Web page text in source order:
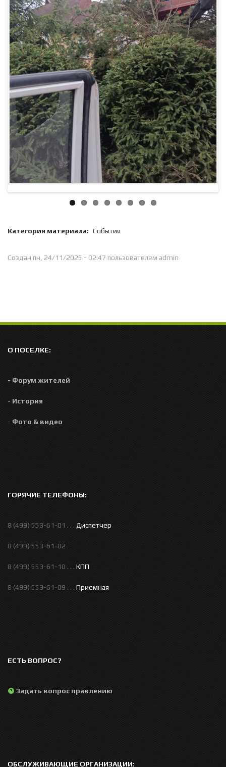
Категория материала: События
Создан пн, 24/11/2025 - 02:47 пользователем admin
О ПОСЕЛКЕ:
- Форум жителей
- История
- Фото & видео
ГОРЯЧИЕ ТЕЛЕФОНЫ:
8 (499) 553-61-01 . . . Диспетчер
8 (499) 553-61-02
8 (499) 553-61-10 . . . КПП
8 (499) 553-61-09 . . . Приемная
ЕСТЬ ВОПРОС?
Задать вопрос правлению
ОБСЛУЖИВАЮЩИЕ ОРГАНИЗАЦИИ: